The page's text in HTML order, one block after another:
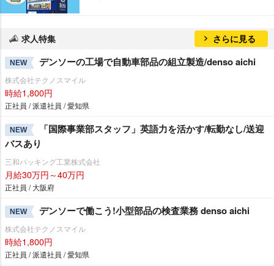
求人特集 さらに見る
NEW デンソーの工場で自動車部品の組立製造/denso aichi
株式会社テクノスマイル
時給1,800円
正社員 / 派遣社員 / 愛知県
NEW
「国際事業部スタッフ」英語力を活かす/転勤なし/送迎
バスあり
三和パッキング工業株式会社
月給30万円～40万円
正社員 / 大阪府
NEW デンソーで働こう!小型部品の検査業務 denso aichi
株式会社テクノスマイル
時給1,800円
正社員 / 派遣社員 / 愛知県